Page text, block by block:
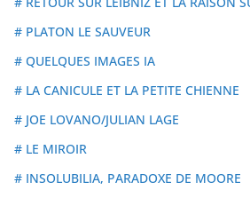
# PLATON LE SAUVEUR
# QUELQUES IMAGES IA
# LA CANICULE ET LA PETITE CHIENNE
# JOE LOVANO/JULIAN LAGE
# LE MIROIR
# INSOLUBILIA, PARADOXE DE MOORE